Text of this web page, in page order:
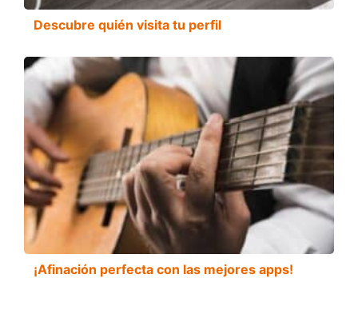
Descubre quién visita tu perfil
¡Afinación perfecta con las mejores apps!